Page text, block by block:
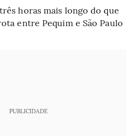
horas mais longo do que
entre Pequim e São Paulo
PUBLICIDADE